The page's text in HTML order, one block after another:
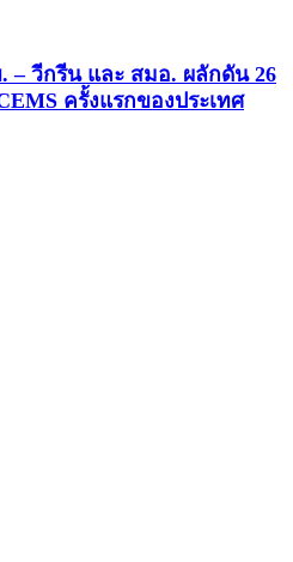
– วีกรีน และ สมอ. ผลักดัน 26
ครั้งแรกของประเทศ